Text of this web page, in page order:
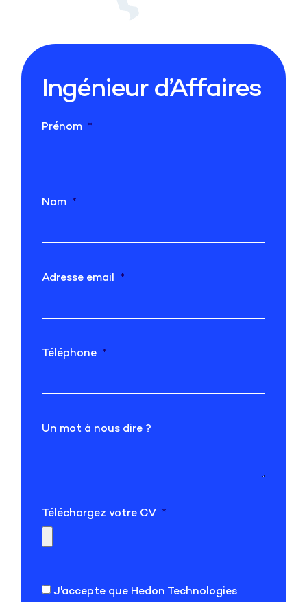
Ingénieur d’Affaires
Prénom
Nom
Adresse email
Téléphone
Un mot à nous dire ?
Téléchargez votre CV
J'accepte que Hedon Technologies